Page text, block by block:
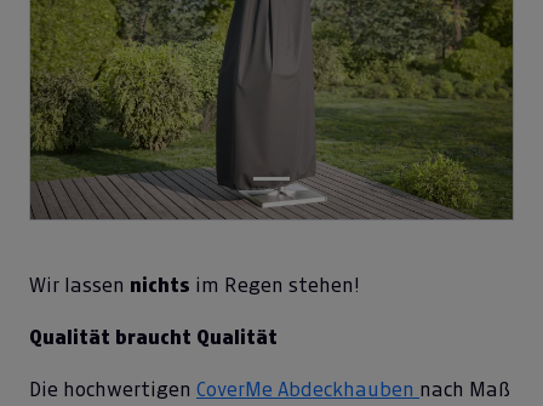
Wir lassen nichts im Regen stehen!
Qualität braucht Qualität
Die hochwertigen CoverMe Abdeckhauben nach Maß